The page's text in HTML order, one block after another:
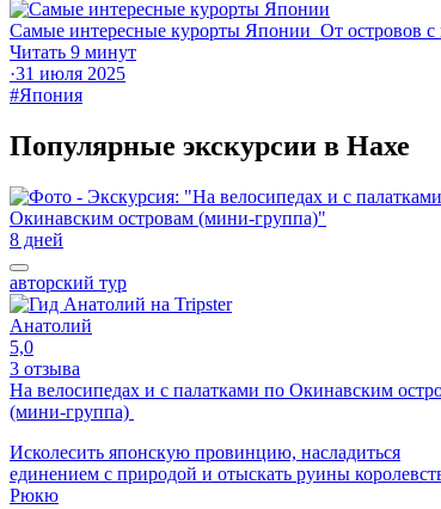
Самые интересные курорты Японии От островов
Читать 9 минут
·31 июля 2025
#Япония
Популярные экскурсии в Нахе
8 дней
авторский тур
Анатолий
5,0
3 отзыва
На велосипедах и с палатками по Окинавским
(мини-группа)
Исколесить японскую провинцию, насладиться
единением с природой и отыскать руины
Рюкю